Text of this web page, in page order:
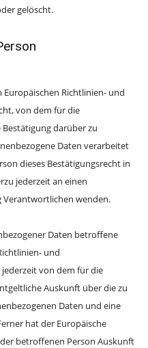
gelöscht.
Richtlinien- und
von dem für die
darüber zu
Daten verarbeitet
dieses Bestätigungsrecht in
jederzeit an einen
wenden.
Daten betroffene
und
von dem für die
Auskunft über die zu
Daten und eine
hat der Europäische
betroffenen Person Auskunft